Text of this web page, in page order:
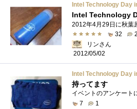
32
2
リンさん
2012/05/02
持ってます
7
1